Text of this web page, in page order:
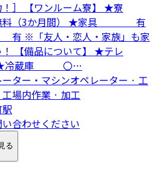
！］ 【ワンルーム寮】 ★寮
3か月間） ★家具 有
友人・恋人・家族」も家
！ 【備品について】 ★テレ
蔵庫 〇…
ター・マシンオペレーター · 工
場内作業 · 加工
合わせください
る